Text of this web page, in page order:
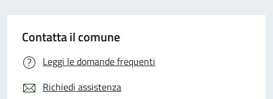
Contatta il comune
Leggi le domande frequenti
Richiedi assistenza